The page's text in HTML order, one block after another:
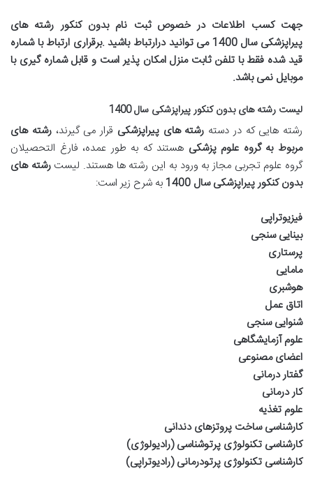
جهت کسب اطلاعات در خصوص ثبت نام بدون کنکور رشته های
پیراپزشکی سال 1400 می توانید
درارتباط باشید .برقراری ارتباط با شماره
قید شده فقط با تلفن ثابت منزل امکان پذیر است و قابل شماره گیری با
موبایل نمی باشد.
لیست رشته های بدون کنکور پیراپزشکی سال 1400
رشته هایی که در دسته رشته های پیراپزشکی قرار می گیرند،رشته های
مربوط به گروه علوم پزشکی هستند که به طور عمده، فارغ التحصیلان
گروه علوم تجربی مجاز به ورود به این رشته ها هستند. لیسترشته های
بدون کنکور پیراپزشکی سال 1400
به شرح زیر است:
فیزیوتراپی
بینایی سنجی
پرستاری
مامایی
هوشبری
اتاق عمل
شنوایی سنجی
علوم آزمایشگاهی
اعضای مصنوعی
گفتار درمانی
کار درمانی
علوم تغذیه
کارشناسی ساخت پروتزهای دندانی
کارشناسی تکنولوژی پرتوشناسی (رادیولوژی)
کارشناسی تکنولوژی پرتودرمانی (رادیوتراپی)